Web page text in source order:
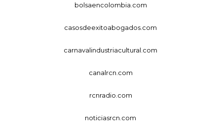
bolsaencolombia.com
casosdeexitoabogados.com
carnavalindustriacultural.com
canalrcn.com
rcnradio.com
noticiasrcn.com